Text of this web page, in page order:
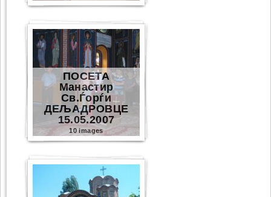
ПОСЕТА
Манастир
Св.Ѓорѓи
ДЕЉАДРОВЦЕ
15.05.2007
10 images